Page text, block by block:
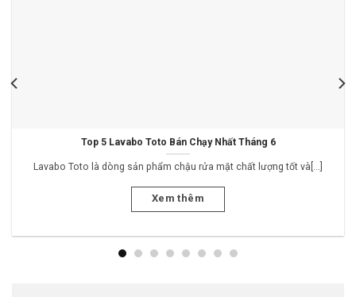
Top 5 Lavabo Toto Bán Chạy Nhất Tháng 6
Lavabo Toto là dòng sản phẩm chậu rửa mặt chất lượng tốt và[...]
Xem thêm